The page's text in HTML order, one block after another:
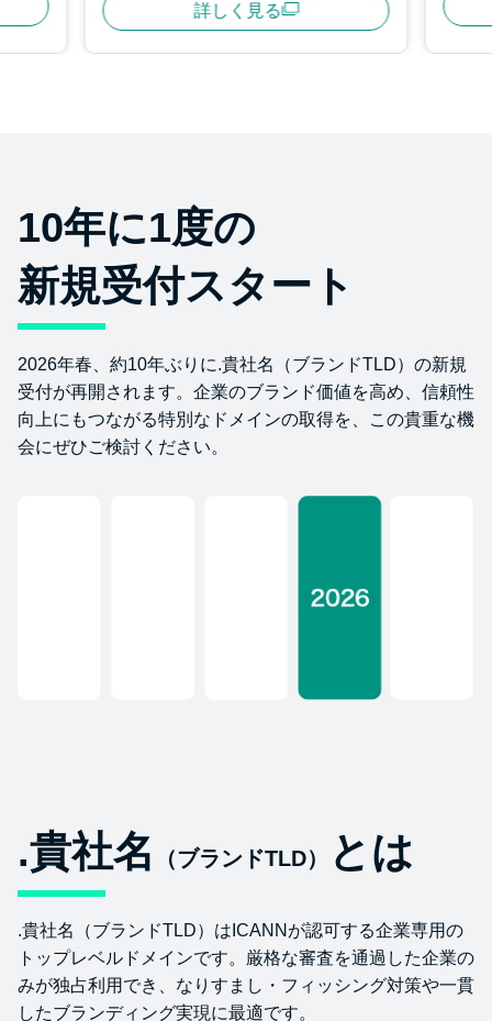
詳しく見る
10年に1度の
新規受付スタート
2026年春、約10年ぶりに.貴社名（ブランドTLD）の新規
受付が再開されます。企業のブランド価値を高め、信頼性
向上にもつながる特別なドメインの取得を、この貴重な機
会にぜひご検討ください。
.貴社名 （ブランドTLD） とは
.貴社名（ブランドTLD）はICANNが認可する企業専用の
トップレベルドメインです。厳格な審査を通過した企業の
みが独占利用でき、なりすまし・フィッシング対策や一貫
したブランディング実現に最適です。